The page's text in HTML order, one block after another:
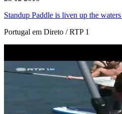
Standup Paddle is liven up the
Portugal em Direto / RTP 1